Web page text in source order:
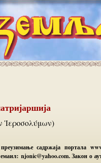
Ἱεροσολύμων)
садржаја портала
njonic@yahoo.com. Закон о